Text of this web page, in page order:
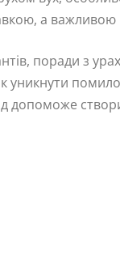
а важливою
поради з
уникнути
допоможе